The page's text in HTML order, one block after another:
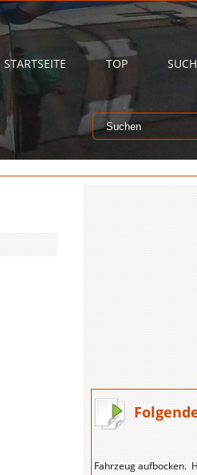
STARTSEITE TOP
Fahrzeug aufbocken.